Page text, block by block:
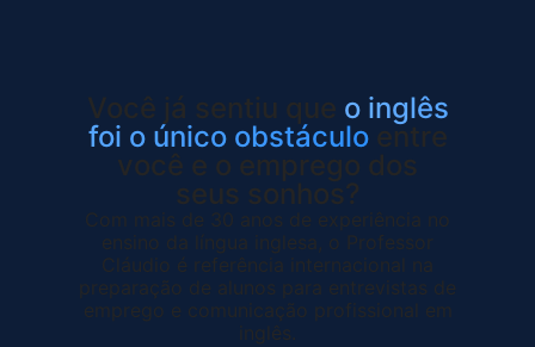
Você já sentiu que o inglês
foi o único obstáculo entre
você e o emprego dos
seus sonhos?
Com mais de 30 anos de experiência no
ensino da língua inglesa, o Professor
Cláudio é referência internacional na
preparação de alunos para entrevistas de
emprego e comunicação profissional em
inglês.